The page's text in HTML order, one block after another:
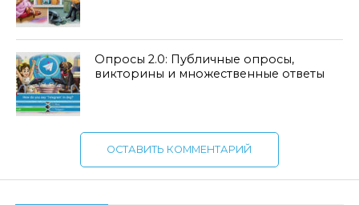
Опросы 2.0: Публичные опросы,
викторины и множественные ответы
ОСТАВИТЬ КОММЕНТАРИЙ